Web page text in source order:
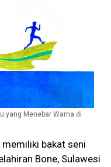
yang Menebar Warna di
memiliki bakat seni
Bone, Sulawesi